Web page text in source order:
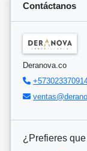
Contáctanos
Deranova.co
¿Prefieres